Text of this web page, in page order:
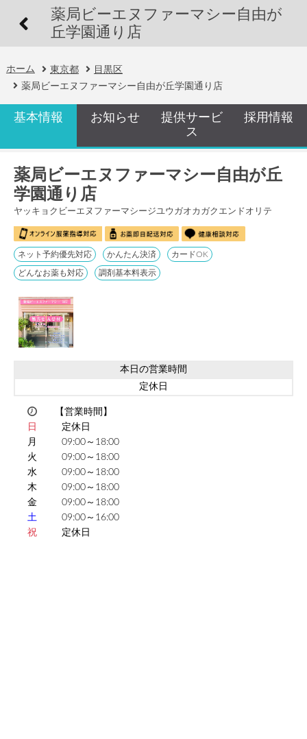
薬局ビーエヌファーマシー自由が
丘学園通り店
ホーム 東京都
目黒区
薬局ビーエヌファーマシー自由が丘学園通り店
基本情報 お知らせ
提供サービ
ス
採用情報
薬局ビーエヌファーマシー自由が丘
学園通り店
ヤッキョクビーエヌファーマシージユウガオカガクエンドオリテ
ネット予約優先対応 かんたん決済 カードOK
どんなお薬も対応 調剤基本料表示
本日の営業時間
定休日
【営業時間】
日
定休日
月
09:00～18:00
火
09:00～18:00
水
09:00～18:00
木
09:00～18:00
金
09:00～18:00
土
09:00～16:00
祝
定休日